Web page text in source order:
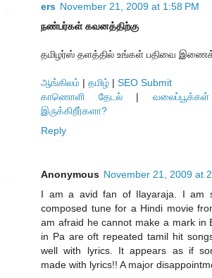
ers November 21, 2009 at 1:58 PM
நண்பர்கள் கவனத்திற்கு
தமிழர்ஸ் தளத்தில் உங்கள் பதிவை
ஆங்கிலம் | தமிழ் | SEO Submit
காணொளி தேடல்|வலைப்பூக்கள்
இருக்கிறீர்களா?
Reply
Anonymous November 21, 2009 at
I am a avid fan of Ilayaraja. I am
composed tune for a Hindi movie
am afraid he cannot make a mark in
in Pa are oft repeated tamil hit
well with lyrics. It appears as if
made with lyrics!! A major